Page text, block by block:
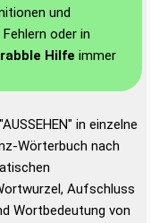
und
Fehlern oder in
Hilfe immer
in einzelne
Wörterbuch nach
Aufschluss
Wortbedeutung von